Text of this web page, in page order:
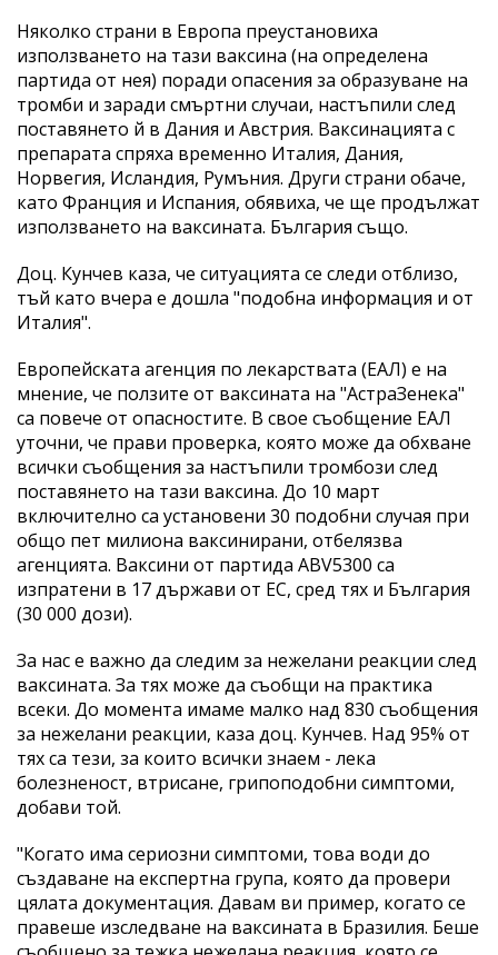
Няколко страни в Европа преустановиха
използването на тази ваксина (на определена
партида от нея) поради опасения за образуване на
тромби и заради смъртни случаи, настъпили след
поставянето й в Дания и Австрия. Ваксинацията с
препарата спряха временно Италия, Дания,
Норвегия, Исландия, Румъния. Други страни обаче,
като Франция и Испания, обявиха, че ще продължат
използването на ваксината. България също.
Доц. Кунчев каза, че ситуацията се следи отблизо,
тъй като вчера е дошла "подобна информация и от
Италия".
Европейската агенция по лекарствата (ЕАЛ) е на
мнение, че ползите от ваксината на "АстраЗенека"
са повече от опасностите. В свое съобщение ЕАЛ
уточни, че прави проверка, която може да обхване
всички съобщения за настъпили тромбози след
поставянето на тази ваксина. До 10 март
включително са установени 30 подобни случая при
общо пет милиона ваксинирани, отбелязва
агенцията. Ваксини от партида ABV5300 са
изпратени в 17 държави от ЕС, сред тях и България
(30 000 дози).
За нас е важно да следим за нежелани реакции след
ваксината. За тях може да съобщи на практика
всеки. До момента имаме малко над 830 съобщения
за нежелани реакции, каза доц. Кунчев. Над 95% от
тях са тези, за които всички знаем - лека
болезненост, втрисане, грипоподобни симптоми,
добави той.
"Когато има сериозни симптоми, това води до
създаване на експертна група, която да провери
цялата документация. Давам ви пример, когато се
правеше изследване на ваксината в Бразилия. Беше